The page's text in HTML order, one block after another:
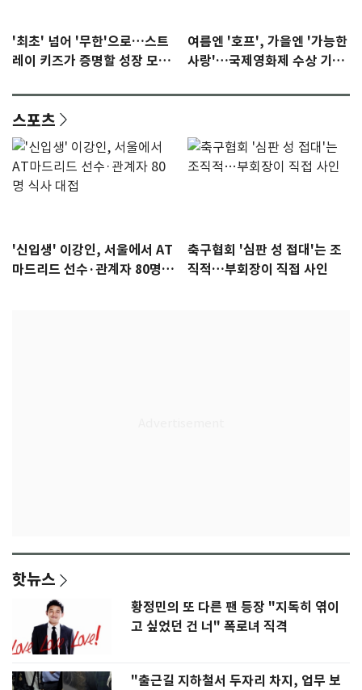
'최초' 넘어 '무한'으로…스트
레이 키즈가 증명할 성장 모멘
여름엔 '호프', 가을엔 '가능한
사랑'…국제영화제 수상 기대
스포츠
'신입생' 이강인, 서울에서 AT
마드리드 선수·관계자 80명
축구협회 '심판 성 접대'는 조
직적…부회장이 직접 사인
핫뉴스
황정민의 또 다른 팬 등장 "지독히 엮이
고 싶었던 건 너" 폭로녀 직격
"출근길 지하철서 두자리 차지, 업무 보